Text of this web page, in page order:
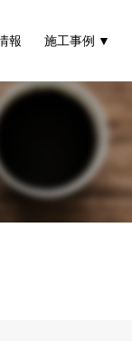
報 施工事例